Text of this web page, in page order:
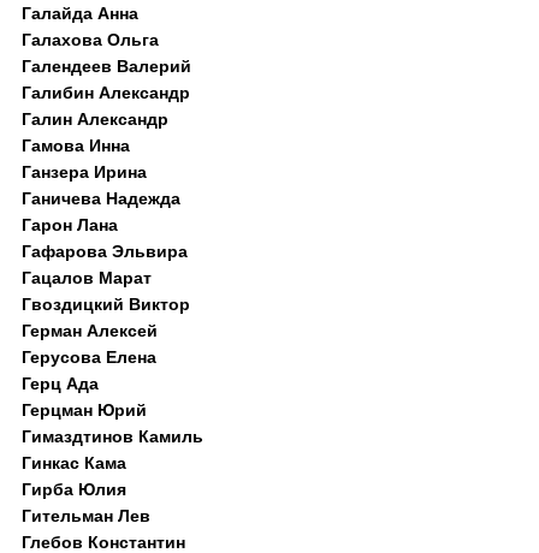
Галайда Анна
Галахова Ольга
Галендеев Валерий
Галибин Александр
Галин Александр
Гамова Инна
Ганзера Ирина
Ганичева Надежда
Гарон Лана
Гафарова Эльвира
Гацалов Марат
Гвоздицкий Виктор
Герман Алексей
Герусова Елена
Герц Ада
Герцман Юрий
Гимаздтинов Камиль
Гинкас Кама
Гирба Юлия
Гительман Лев
Глебов Константин